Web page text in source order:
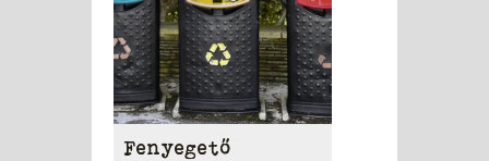
Fenyegető